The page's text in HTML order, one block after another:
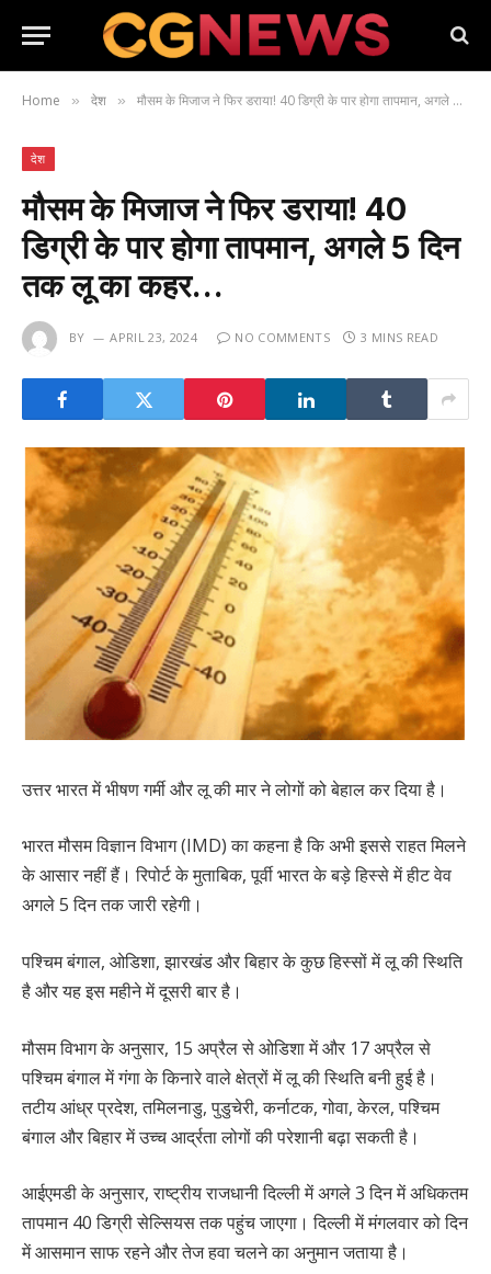
Home » देश » मौसम के मिजाज ने फिर डराया! 40 डिग्री के पार होगा तापमान, अगले 5 दिन तक लू का कहर…
देश
मौसम के मिजाज ने फिर डराया! 40
डिग्री के पार होगा तापमान, अगले 5 दिन
तक लू का कहर…
BY APRIL 23, 2024 NO COMMENTS 3 MINS READ
उत्तर भारत में भीषण गर्मी और लू की मार ने लोगों को बेहाल कर दिया है।
भारत मौसम विज्ञान विभाग (IMD) का कहना है कि अभी इससे राहत मिलने
के आसार नहीं हैं। रिपोर्ट के मुताबिक, पूर्वी भारत के बड़े हिस्से में हीट वेव
अगले 5 दिन तक जारी रहेगी।
पश्चिम बंगाल, ओडिशा, झारखंड और बिहार के कुछ हिस्सों में लू की स्थिति
है और यह इस महीने में दूसरी बार है।
मौसम विभाग के अनुसार, 15 अप्रैल से ओडिशा में और 17 अप्रैल से
पश्चिम बंगाल में गंगा के किनारे वाले क्षेत्रों में लू की स्थिति बनी हुई है।
तटीय आंध्र प्रदेश, तमिलनाडु, पुडुचेरी, कर्नाटक, गोवा, केरल, पश्चिम
बंगाल और बिहार में उच्च आर्द्रता लोगों की परेशानी बढ़ा सकती है।
आईएमडी के अनुसार, राष्ट्रीय राजधानी दिल्ली में अगले 3 दिन में अधिकतम
तापमान 40 डिग्री सेल्सियस तक पहुंच जाएगा। दिल्ली में मंगलवार को दिन
में आसमान साफ रहने और तेज हवा चलने का अनुमान जताया है।